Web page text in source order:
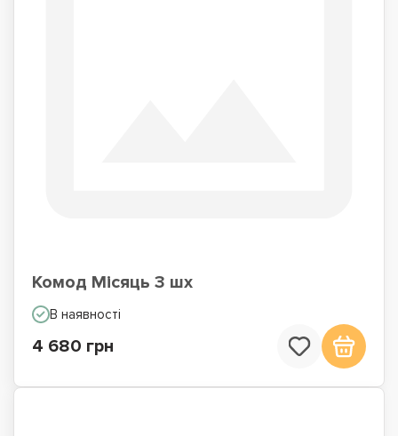
Комод Місяць 3 шх
В наявності
4 680 грн